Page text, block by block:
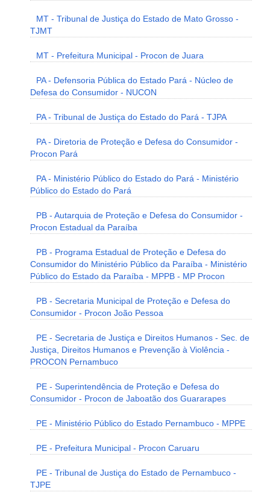
MT - Tribunal de Justiça do Estado de Mato Grosso -
TJMT
MT - Prefeitura Municipal - Procon de Juara
PA - Defensoria Pública do Estado Pará - Núcleo de
Defesa do Consumidor - NUCON
PA - Tribunal de Justiça do Estado do Pará - TJPA
PA - Diretoria de Proteção e Defesa do Consumidor -
Procon Pará
PA - Ministério Público do Estado do Pará - Ministério
Público do Estado do Pará
PB - Autarquia de Proteção e Defesa do Consumidor -
Procon Estadual da Paraíba
PB - Programa Estadual de Proteção e Defesa do
Consumidor do Ministério Público da Paraíba - Ministério
Público do Estado da Paraíba - MPPB - MP Procon
PB - Secretaria Municipal de Proteção e Defesa do
Consumidor - Procon João Pessoa
PE - Secretaria de Justiça e Direitos Humanos - Sec. de
Justiça, Direitos Humanos e Prevenção à Violência -
PROCON Pernambuco
PE - Superintendência de Proteção e Defesa do
Consumidor - Procon de Jaboatão dos Guararapes
PE - Ministério Público do Estado Pernambuco - MPPE
PE - Prefeitura Municipal - Procon Caruaru
PE - Tribunal de Justiça do Estado de Pernambuco -
TJPE